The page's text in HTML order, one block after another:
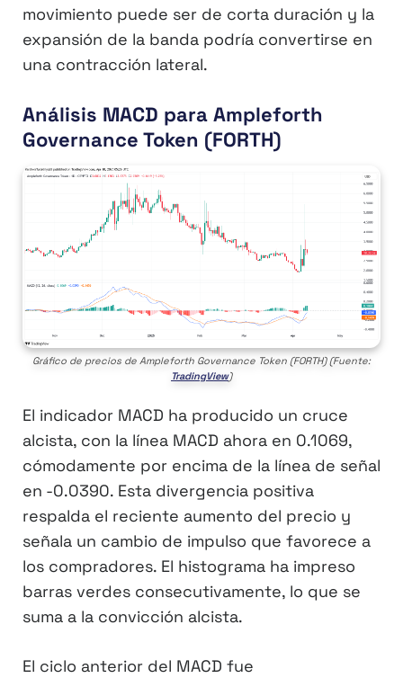
movimiento puede ser de corta duración y la
expansión de la banda podría convertirse en
una contracción lateral.
Análisis MACD para Ampleforth
Governance Token (FORTH)
Gráfico de precios de Ampleforth Governance Token (FORTH) (Fuente:
TradingView)
El indicador MACD ha producido un cruce
alcista, con la línea MACD ahora en 0.1069,
cómodamente por encima de la línea de señal
en -0.0390. Esta divergencia positiva
respalda el reciente aumento del precio y
señala un cambio de impulso que favorece a
los compradores. El histograma ha impreso
barras verdes consecutivamente, lo que se
suma a la convicción alcista.
El ciclo anterior del MACD fue